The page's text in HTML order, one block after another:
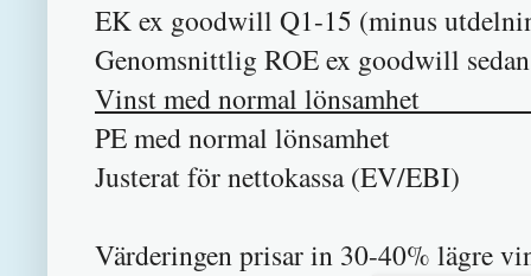
EK ex goodwill Q1-15 (minus
Genomsnittlig ROE ex goodwill
Vinst med normal
PE med normal
Justerat för
Värderingen prisar in 30-40% lägre